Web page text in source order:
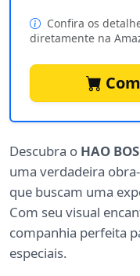
Confira os
diretamente na
Descubra o HAO
uma verdadeira
que buscam uma
Com seu visual
companhia perfeita
especiais.